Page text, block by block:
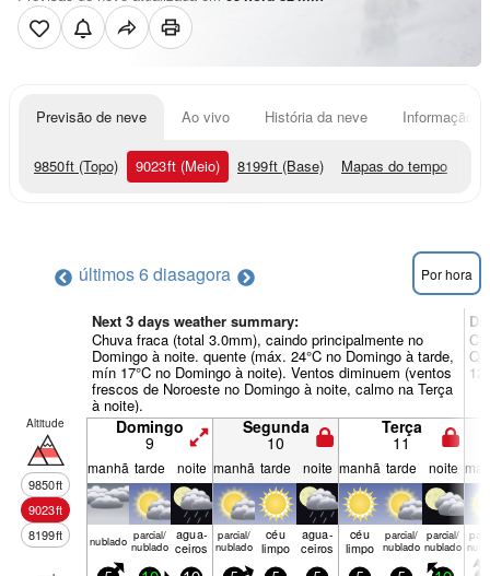
Previsão de neve Ao vivo História da neve Informação
9850ft (Topo) 9023ft (Meio) 8199ft (Base) Mapas do tempo
últimos 6 diasagora Por hora
Next 3 days weather summary:
Chuva fraca (total 3.0mm), caindo principalmente no
Domingo à noite. quente (máx. 24°C no Domingo à tarde,
mín 17°C no Domingo à noite). Ventos diminuem (ventos
frescos de Noroeste no Domingo à noite, calmo na Terça
à noite).
Altitude
9850ft
9023ft
8199ft
Domingo
9
Segunda
10
Terça
11
manhã tarde noite manhã tarde noite manhã tarde noite
nubl­ado parcial/
nublado
agua­
ceiros
parcial/
nublado
céu
limpo
agua­
ceiros
céu
limpo
parcial/
nublado
parcial/
nublado